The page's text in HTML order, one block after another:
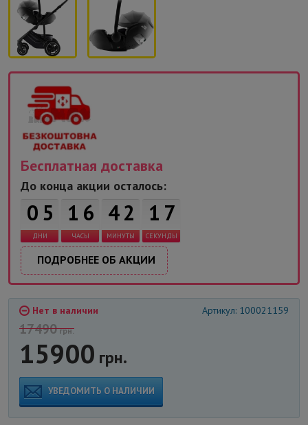
Бесплатная доставка
До конца акции осталось:
0 5
ДНИ
1 6
ЧАСЫ
4 2
МИНУТЫ
1 7
СЕКУНДЫ
ПОДРОБНЕЕ ОБ АКЦИИ
Нет в наличии Артикул: 100021159
17490грн.
15900 грн.
УВЕДОМИТЬ О НАЛИЧИИ